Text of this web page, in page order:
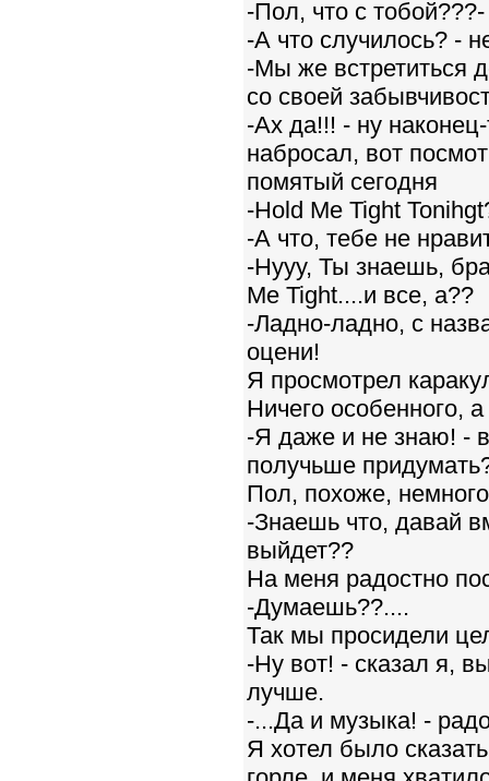
-Пол, что с
-А что случилось? -
-Мы же встретиться
со своей
-Ах да!!! - ну
набросал, вот
помятый сегодня
-Hold Me Tight
-А что, тебе не
-Нууу, Ты знаешь,
Me Tight....и все, а??
-Ладно-ладно, с
оцени!
Я просмотрел
Ничего особенного,
-Я даже и не знаю! -
получьше
Пол, похоже,
-Знаешь что, давай
выйдет??
На меня радостно
-Думаешь??....
Так мы просидели
-Ну вот! - сказал я,
лучше.
-...Да и музыка! -
Я хотел было